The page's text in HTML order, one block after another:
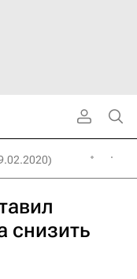
снизить